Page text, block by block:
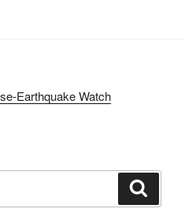
Earthquake Watch